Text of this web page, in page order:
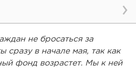
не бросаться за
сразу в начале мая, так как
фонд возрастет. Мы к ней